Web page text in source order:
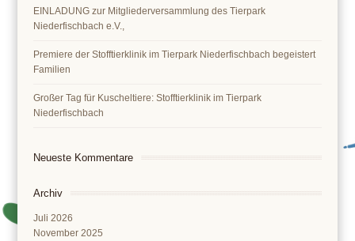
EINLADUNG zur Mitgliederversammlung des Tierpark
Niederfischbach e.V.,
Premiere der Stofftierklinik im Tierpark Niederfischbach begeistert
Familien
Großer Tag für Kuscheltiere: Stofftierklinik im Tierpark
Niederfischbach
Neueste Kommentare
Archiv
Juli 2026
November 2025